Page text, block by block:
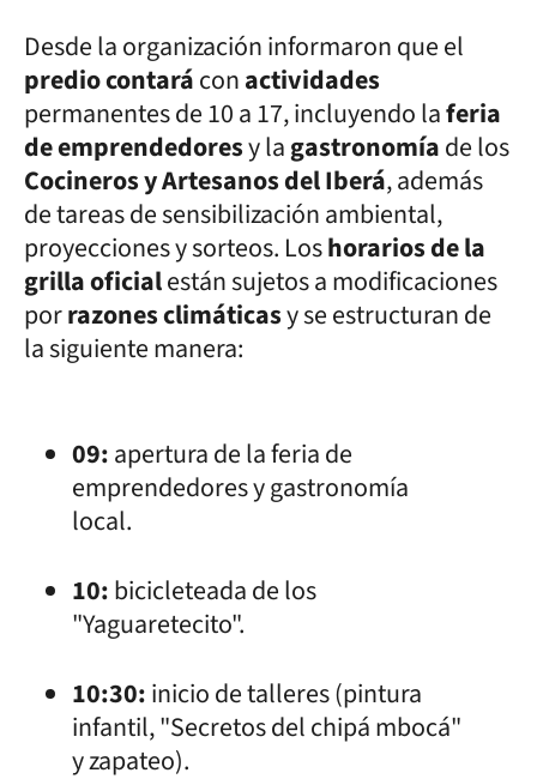
Desde la organización informaron que el
predio contaráconactividades
permanentes de 10 a 17, incluyendo laferia
de emprendedoresy lagastronomíade los
Cocineros y Artesanos del Iberá, además
de tareas de sensibilización ambiental,
proyecciones y sorteos. Loshorarios de la
grilla oficialestán sujetos a modificaciones
porrazones climáticasy se estructuran de
la siguiente manera:
09:apertura de la feria de
emprendedores y gastronomía
local.
10:bicicleteada de los
"Yaguaretecito".
10:30:inicio de talleres (pintura
infantil, "Secretos del chipá mbocá"
y zapateo).